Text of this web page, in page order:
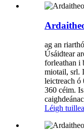
ag an
Úsáidtear
forleathan i
miotail, srl.
leictreach ó
360 céim.
Léigh